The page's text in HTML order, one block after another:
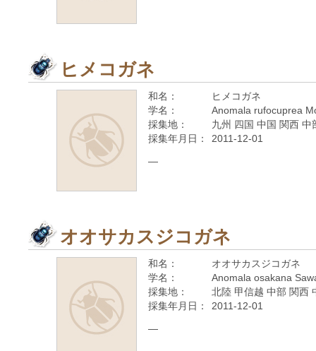
ヒメコガネ
和名：
ヒメコガネ
学名：
Anomala rufocuprea
採集地：
九州 四国 中国 関西
採集年月日：
2011-12-01
—
オオサカスジコガネ
和名：
オオサカスジコガネ
学名：
Anomala osakana
採集地：
北陸 甲信越 中部 関西
採集年月日：
2011-12-01
—